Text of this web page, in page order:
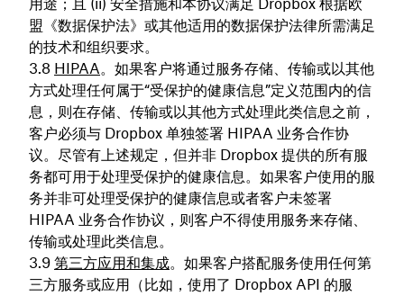
用途；且 (ii) 安全措施和本协议满足 Dropbox 根据欧
盟《数据保护法》或其他适用的数据保护法律所需满足
的技术和组织要求。
HIPAA。如果客户将通过服务存储、传输或以其他
方式处理任何属于“受保护的健康信息”定义范围内的信
息，则在存储、传输或以其他方式处理此类信息之前，
客户必须与 Dropbox 单独签署 HIPAA 业务合作协
议。尽管有上述规定，但并非 Dropbox 提供的所有服
务都可用于处理受保护的健康信息。如果客户使用的服
务并非可处理受保护的健康信息或者客户未签署
HIPAA 业务合作协议，则客户不得使用服务来存储、
传输或处理此类信息。
第三方应用和集成。如果客户搭配服务使用任何第
三方服务或应用（比如，使用了 Dropbox API 的服